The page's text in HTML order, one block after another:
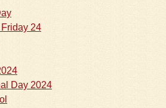
24
Day 2024